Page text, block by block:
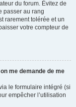
du forum. Évitez de
passer au rang
rarement tolérée et un
votre compteur de
me demande de me
le formulaire intégré (si
empêcher l’utilisation